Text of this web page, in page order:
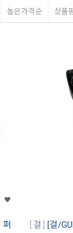
높은가격순 상품
걸 [걸/